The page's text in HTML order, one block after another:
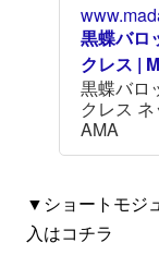
黒蝶バロ
クレス |
黒蝶バロ
クレス
AMA
▼ショートモジ
入はコチラ